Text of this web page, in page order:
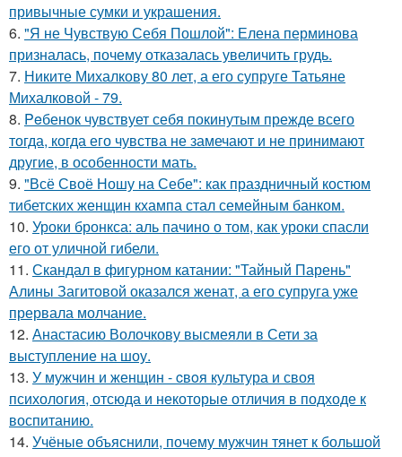
привычные сумки и украшения.
6. "Я не Чувствую Себя Пошлой": Елена перминова
призналась, почему отказалась увеличить грудь.
7. Никите Михалкову 80 лет, а его супруге Татьяне
Михалковой - 79.
8. Peбенок чувствует себя покинутым прежде всего
тогда, когда его чувства не замечают и не принимают
другие, в особенности мать.
9. "Всё Своё Ношу на Себе": как праздничный костюм
тибетских женщин кхампа стал семейным банком.
10. Уроки бронкса: аль пачино о том, как уроки спасли
его от уличной гибели.
11. Скандал в фигурном катании: "Тайный Парень"
Алины Загитовой оказался женат, а его супруга уже
прервала молчание.
12. Анастасию Волочкову высмеяли в Сети за
выступление на шоу.
13. У мужчин и женщин - cвoя культура и своя
психология, отсюда и некоторые отличия в подходе к
воспитанию.
14. Учёные объяснили, почему мужчин тянет к большой